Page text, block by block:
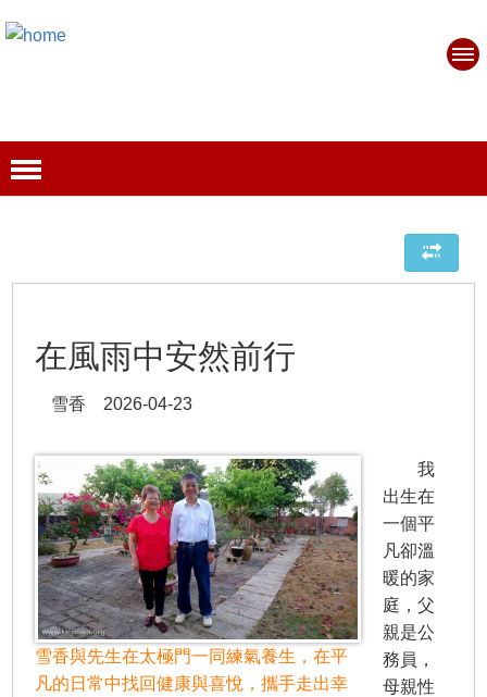
在風雨中安然前行
雪香 2026-04-23
雪香與先生在太極門一同練氣養生，在平
凡的日常中找回健康與喜悅，攜手走出幸
我
出生在
一個平
凡卻溫
暖的家
庭，父
親是公
務員，
母親性